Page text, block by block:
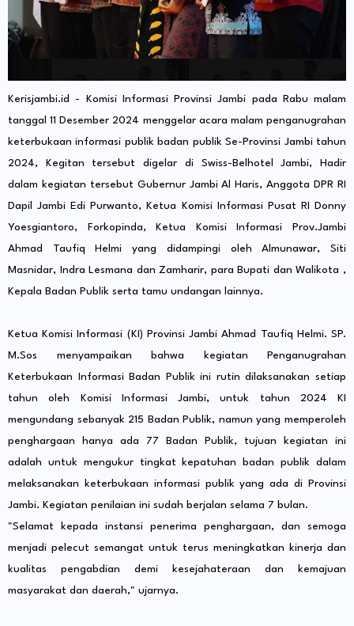
Kerisjambi.id - Komisi Informasi Provinsi Jambi pada Rabu malam
tanggal 11 Desember 2024 menggelar acara malam penganugrahan
keterbukaan informasi publik badan publik Se-Provinsi Jambi tahun
2024, Kegitan tersebut digelar di Swiss-Belhotel Jambi, Hadir
dalam kegiatan tersebut Gubernur Jambi Al Haris, Anggota DPR RI
Dapil Jambi Edi Purwanto, Ketua Komisi Informasi Pusat RI Donny
Yoesgiantoro, Forkopinda, Ketua Komisi Informasi Prov.Jambi
Ahmad Taufiq Helmi yang didampingi oleh Almunawar, Siti
Masnidar, Indra Lesmana dan Zamharir, para Bupati dan Walikota ,
Kepala Badan Publik serta tamu undangan lainnya.
Ketua Komisi Informasi (KI) Provinsi Jambi Ahmad Taufiq Helmi. SP.
M.Sos menyampaikan bahwa kegiatan Penganugrahan
Keterbukaan Informasi Badan Publik ini rutin dilaksanakan setiap
tahun oleh Komisi Informasi Jambi, untuk tahun 2024 KI
mengundang sebanyak 215 Badan Publik, namun yang memperoleh
penghargaan hanya ada 77 Badan Publik, tujuan kegiatan ini
adalah untuk mengukur tingkat kepatuhan badan publik dalam
melaksanakan keterbukaan informasi publik yang ada di Provinsi
Jambi. Kegiatan penilaian ini sudah berjalan selama 7 bulan.
"Selamat kepada instansi penerima penghargaan, dan semoga
menjadi pelecut semangat untuk terus meningkatkan kinerja dan
kualitas pengabdian demi kesejahateraan dan kemajuan
masyarakat dan daerah," ujarnya.